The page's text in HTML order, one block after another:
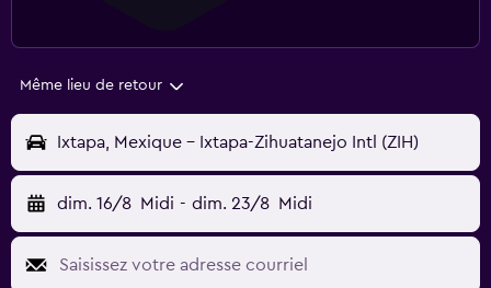
Même lieu de retour
Ixtapa, Mexique - Ixtapa-Zihuatanejo Intl (ZIH)
dim. 16/8 Midi - dim. 23/8 Midi